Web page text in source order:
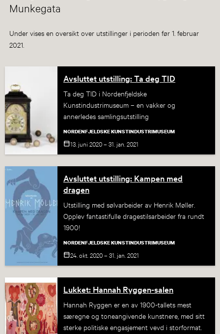
Munkegata
Under vises en oversikt over utstillinger i perioden før 1. februar
2021.
Avsluttet utstilling: Ta deg TID
Ta deg TID i Nordenfjeldske
Kunstindustrimuseum – en vakker og
annerledes samlingsutstilling
NORDENFJELDSKE KUNSTINDUSTRIMUSEUM
13. juni 2020 – 31. jan. 2021
Avsluttet utstilling: Kampen med
dragen
Utstilling med sølvarbeider av Henrik Møller.
Opplev fantastifulle dragestilsarbeider fra rundt
1900!
NORDENFJELDSKE KUNSTINDUSTRIMUSEUM
24. okt. 2020 – 31. jan. 2021
Lukket: Hannah Ryggen-salen
Hannah Ryggen er en av 1900-tallets mest
særegne og toneangivende kunstnere, med sitt
sterke politiske engasjement vevd i storformat.